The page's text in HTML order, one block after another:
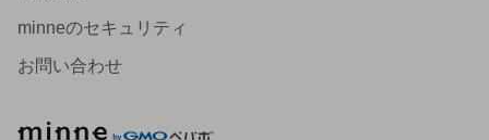
minneのセキュリティ
お問い合わせ